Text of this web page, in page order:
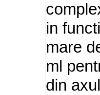
in
mare
ml
din